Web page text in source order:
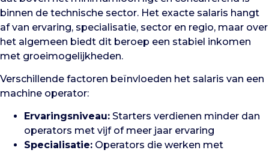
binnen de technische sector. Het exacte salaris hangt
af van ervaring, specialisatie, sector en regio, maar over
het algemeen biedt dit beroep een stabiel inkomen
met groeimogelijkheden.
Verschillende factoren beïnvloeden het salaris van een
machine operator:
Ervaringsniveau: Starters verdienen minder dan
operators met vijf of meer jaar ervaring
Specialisatie: Operators die werken met